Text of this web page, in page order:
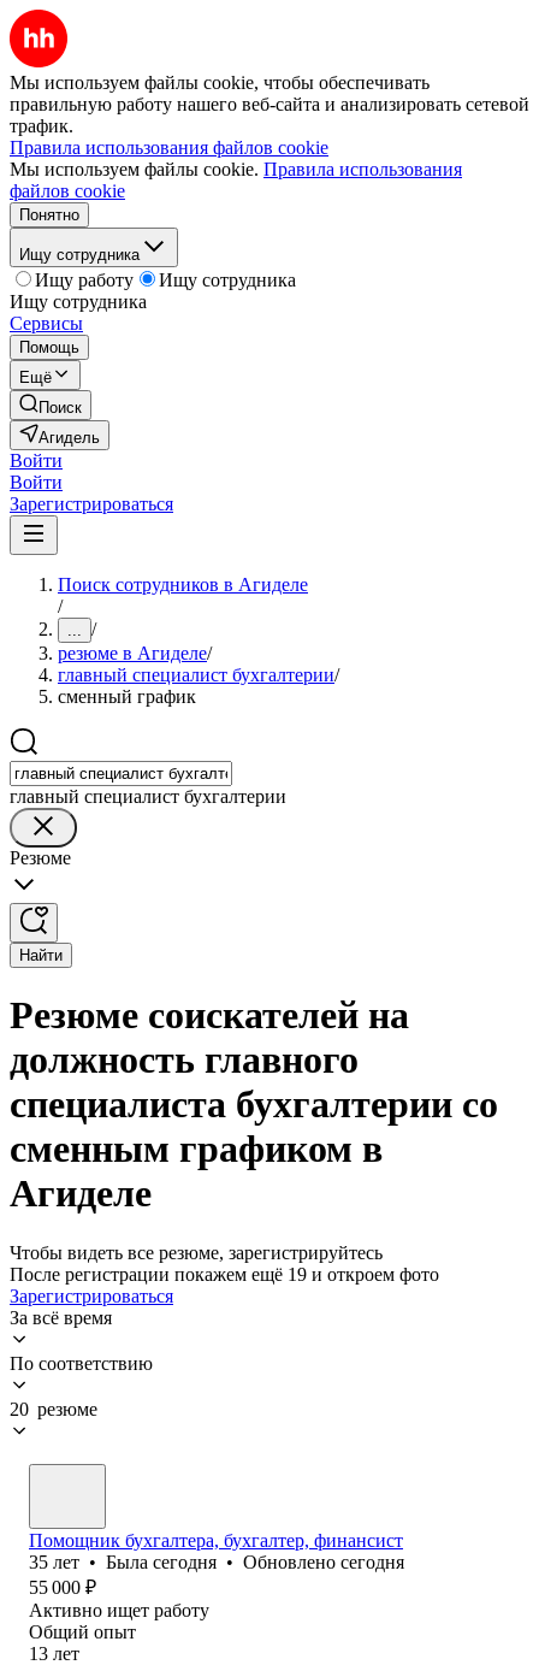
Мы используем файлы cookie, чтобы обеспечивать
правильную работу нашего веб-сайта и анализировать сетевой
трафик.
Правила использования файлов cookie
Мы используем файлы cookie. Правила использования
файлов cookie
Понятно
Ищу сотрудника
Ищу работу
Ищу сотрудника
Ищу сотрудника
Сервисы
Помощь
Ещё
Поиск
Агидель
Войти
Войти
Зарегистрироваться
Поиск сотрудников в Агиделе
/
... /
резюме в Агиделе/
главный специалист бухгалтерии/
сменный график
главный специалист бухгалтерии
Резюме
Найти
Резюме соискателей на
должность главного
специалиста бухгалтерии со
сменным графиком в
Агиделе
Чтобы видеть все резюме, зарегистрируйтесь
После регистрации покажем ещё 19 и откроем фото
Зарегистрироваться
За всё время
По соответствию
20 резюме
Помощник бухгалтера, бухгалтер, финансист
35 лет • Была сегодня • Обновлено сегодня
55 000 ₽
Активно ищет работу
Общий опыт
13 лет